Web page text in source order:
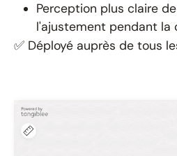
Perception plus claire
l'ajustement pendant la
✅ Déployé auprès de tous